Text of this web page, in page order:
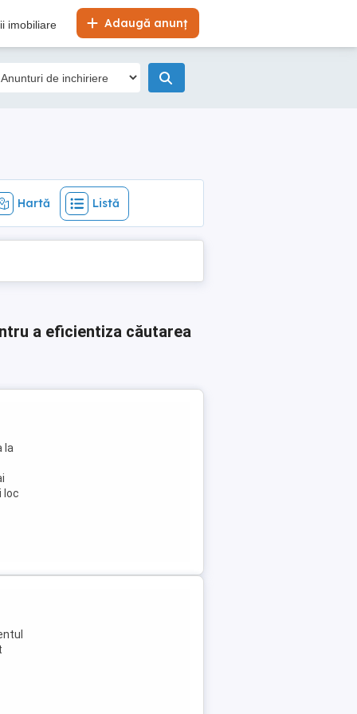
Adaugă anunț
imobiliare
Hartă Listă
Hartă Listă
a eficientiza căutarea
la
loc